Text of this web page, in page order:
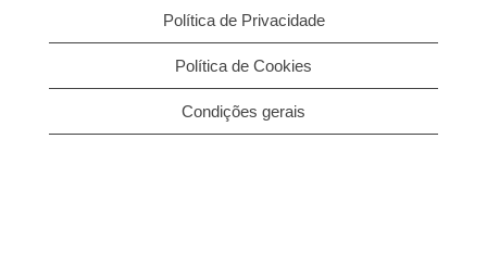
Política de Privacidade
Política de Cookies
Condições gerais